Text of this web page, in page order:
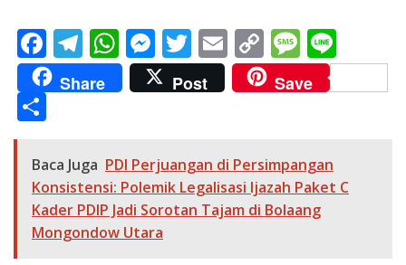
F
ac
e
o
o
k
T
el
e
a
m
W
h
at
A
p
p
M
e
ss
n
g
er
T
w
itt
E
m
ai
C
o
p
Li
n
k
M
e
ss
g
e
n
e
Share Post Save
S
ar
e
Baca Juga PDI Perjuangan di Persimpangan
Konsistensi: Polemik Legalisasi Ijazah Paket C
Kader PDIP Jadi Sorotan Tajam di Bolaang
Mongondow Utara